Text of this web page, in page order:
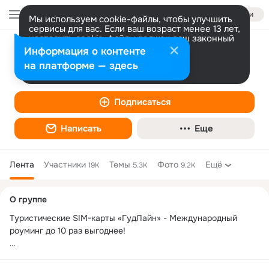
Войти
Мы используем cookie-файлы, чтобы улучшить
сервисы для вас. Если ваш возраст менее 13 лет,
настроить cookie-файлы должен ваш законный
представитель. Больше информации
Разрешить все Настроить
«ГудЛайн» - Роуминг за границей до 10
раз выгоднее
Подписаться
Написать Еще
Лента Участники 19K Темы 5.3K Фото 9.2K Ещё
колонка
О группе
Туристические SIM-карты «ГудЛайн» - Международный
роуминг до 10 раз выгоднее!
Информация о контенте
на платформе — здесь